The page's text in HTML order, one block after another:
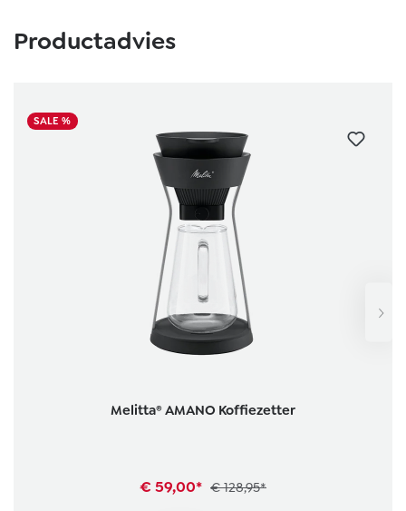
Productadvies
SALE %
Melitta® AMANO Koffiezetter
€ 59,00* € 128,95*